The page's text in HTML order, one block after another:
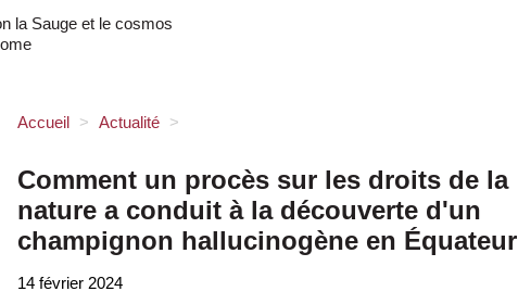
la Sauge et le cosmos
Accueil > Actualité >
Comment un procès sur les droits de la
nature a conduit à la découverte d'un
champignon hallucinogène en Équateur
14 février 2024